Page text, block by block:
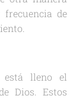
de
está lleno el
Dios. Estos